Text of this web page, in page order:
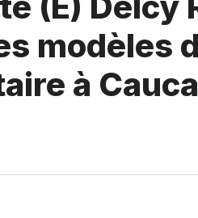
modèles
à